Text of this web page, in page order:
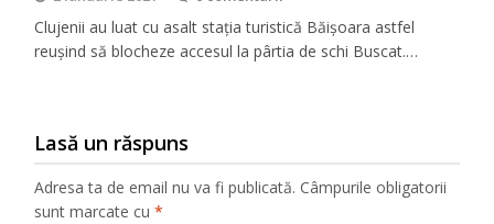
Clujenii au luat cu asalt stația turistică Băișoara astfel
reușind să blocheze accesul la pârtia de schi Buscat.…
Lasă un răspuns
Adresa ta de email nu va fi publicată. Câmpurile obligatorii
sunt marcate cu*